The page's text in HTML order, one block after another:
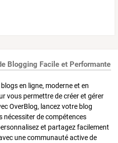
Blogging Facile et Performante
en ligne, moderne et en
vous permettre de créer et gérer
OverBlog, lancez votre blog
nécessiter de compétences
et partagez facilement
une communauté active de